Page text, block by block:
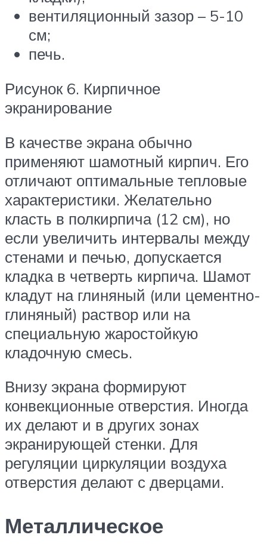
вентиляционный зазор – 5-10
см;
печь.
Рисунок 6. Кирпичное
экранирование
В качестве экрана обычно
применяют шамотный кирпич. Его
отличают оптимальные тепловые
характеристики. Желательно
класть в полкирпича (12 см), но
если увеличить интервалы между
стенами и печью, допускается
кладка в четверть кирпича. Шамот
кладут на глиняный (или цементно-
глиняный) раствор или на
специальную жаростойкую
кладочную смесь.
Внизу экрана формируют
конвекционные отверстия. Иногда
их делают и в других зонах
экранирующей стенки. Для
регуляции циркуляции воздуха
отверстия делают с дверцами.
Металлическое